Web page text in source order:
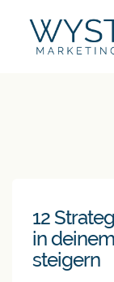
12
in
steigern